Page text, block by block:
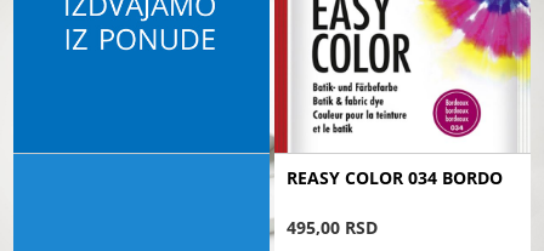
REASY COLOR 034 BORDO
495,00 RSD